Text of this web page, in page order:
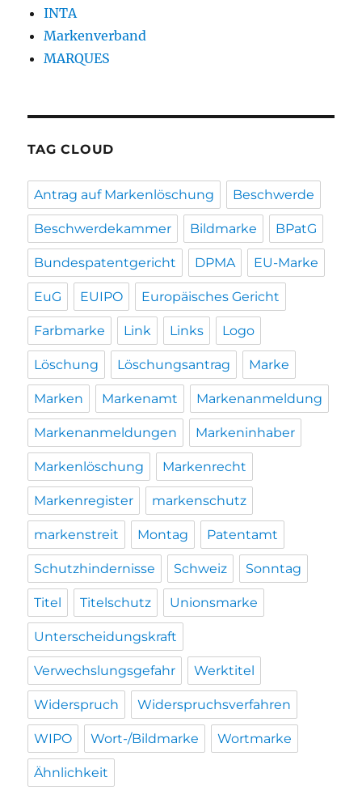
INTA
Markenverband
MARQUES
TAG CLOUD
Antrag auf Markenlöschung Beschwerde
Beschwerdekammer Bildmarke BPatG
Bundespatentgericht DPMA EU-Marke
EuG EUIPO Europäisches Gericht
Farbmarke Link Links Logo
Löschung Löschungsantrag Marke
Marken Markenamt Markenanmeldung
Markenanmeldungen Markeninhaber
Markenlöschung Markenrecht
Markenregister markenschutz
markenstreit Montag Patentamt
Schutzhindernisse Schweiz Sonntag
Titel Titelschutz Unionsmarke
Unterscheidungskraft
Verwechslungsgefahr Werktitel
Widerspruch Widerspruchsverfahren
WIPO Wort-/Bildmarke Wortmarke
Ähnlichkeit